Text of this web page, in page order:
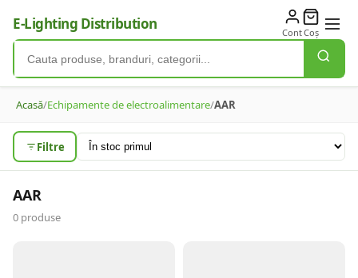
E-Lighting Distribution ContCoș
Acasă/Echipamente de electroalimentare/AAR
Filtre
AAR
0 produse